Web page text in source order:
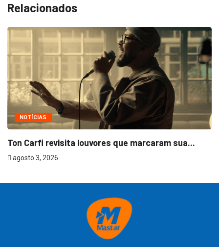
Relacionados
NOTÍCIAS
Ton Carfi revisita louvores que marcaram sua...
agosto 3, 2026